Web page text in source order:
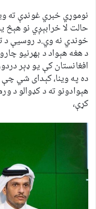
نوموړي خبري غونډې ته
حالت لا خرابېږي نو هېڅ
خوندي نه وي.د روسیې د
د هغه هېواد د بهرنیو
افغانستان کې یو ډېر
ده په وینا، کېدای شي چې
هېوادونو ته د کډوالو د
کړې،